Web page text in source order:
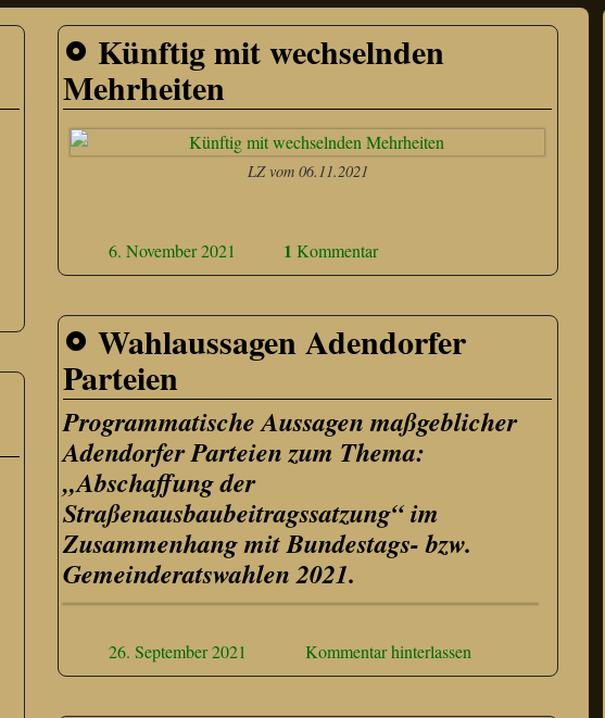
Künftig mit wechselnden
Mehrheiten
LZ vom 06.11.2021
6. November 2021 1 Kommentar
Wahlaussagen Adendorfer
Parteien
Programmatische Aussagen maßgeblicher
Adendorfer Parteien zum Thema:
„Abschaffung der
Straßenausbaubeitragssatzung“ im
Zusammenhang mit Bundestags- bzw.
Gemeinderatswahlen 2021.
26. September 2021 Kommentar hinterlassen